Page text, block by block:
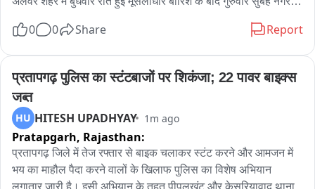
किया। इस दौरान उन्होंने बस स्टैंड, ओसवाल स्कूल, गायत्री मंदिर रोड,
कई इलाकों में जलभराव और नालियों की स्थिति का जायजा लिया。
तेज बारिश के चलते जल निकासी बाधित होने से कई स्थानों पर सड़कें दरिया
जैसी नजर आईं। निरीक्षण में सामने आया कि नालों पर पक्के अतिक्रमण होने
के कारण उनकी सफाई नहीं हो पा रही है। गायत्री मंदिर के पास एक प्लॉट
धारक द्वारा नाले पर पट्टी डालकर बहाव रोक दिया गया था, जिससे वहां
पानी भर गया。
0 0 Share Report
प्रतापगढ़ पुलिस का स्टंटबाजों पर शिकंजा; 22 पावर बाइक्स
जब्त
HU HITESH UPADHYAY 1m ago
Pratapgarh, Rajasthan:
प्रतापगढ़ जिले में तेज रफ्तार से बाइक चलाकर स्टंट करने और आमजन में
भय का माहौल पैदा करने वालों के खिलाफ पुलिस का विशेष अभियान
लगातार जारी है। इसी अभियान के तहत पीपलखूंट और केसरियावाद थाना